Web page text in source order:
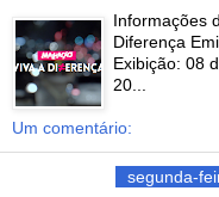
Informações
Diferença
Exibição: 08
20...
Um comentário:
segunda-